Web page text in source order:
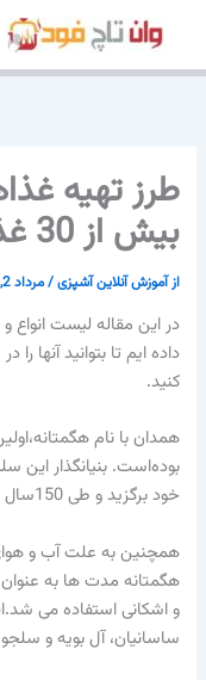
محتوا
طرز تهیه
بیش از 30 غذا
ازآموزش آنلاین آشپزی/مرداد 2, 1403
در این مقاله لیست انواع
داده ایم تا بتوانید آنها
کنید.
همدان با نام
بوده‌است. بنیانگذار این
خود برگزید و طی 150سال حكومت مادها ،از آبادانی فراوانی برخوردار بود.
همچنین به علت آب و
هگمتانه مدت ها به
و اشکانی استفاده می
ساسانیان، آل بویه و